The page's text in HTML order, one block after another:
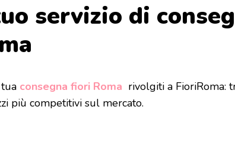
servizio di
consegna fiori Roma rivolgiti a FioriRoma:
più competitivi sul mercato.